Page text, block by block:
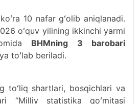
10 nafar gʻolib aniqlanadi.
oʻquv yilining ikkinchi yarmi
BHMning 3 barobari
toʻlab beriladi.
toʻliq shartlari, bosqichlari va
“Milliy statistika qoʻmitasi